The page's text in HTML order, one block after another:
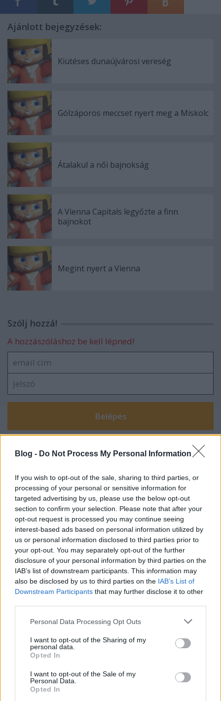
Blog - Do Not Process My Personal Information
If you wish to opt-out of the sale, sharing to third parties, or
processing of your personal or sensitive information for
targeted advertising by us, please use the below opt-out
section to confirm your selection. Please note that after your
opt-out request is processed you may continue seeing
interest-based ads based on personal information utilized by
us or personal information disclosed to third parties prior to
your opt-out. You may separately opt-out of the further
disclosure of your personal information by third parties on the
IAB’s list of downstream participants. This information may
also be disclosed by us to third parties on the IAB’s List of
Downstream Participants that may further disclose it to other
Please note that this website/app uses one or more Google
not limited to your visit or usage behaviour. You may click to
grant or deny consent to Google and its third-party tags to
use your data for below specified purposes in below Google
consent section.
Personal Data Processing Opt Outs
I want to opt-out of the Sharing of my
personal data.
Opted In
I want to opt-out of the Sale of my
Personal Data.
Opted In
Ajánlott bejegyzések:
Kiütéses dunaújvárosi vereség
Gólzáporos meccset nyert meg a Miskolc
Átalakul a női bajnokság
A Vienna Capitals legyőzte a finn
bajnokot
Megint nyert a Vienna
Szólj hozzá!
A hozzászóláshoz be kell lépned!
1116001
16 éve
A MOL ligával mi a helyzet?
Tisztújítás miatt nem hallani a fejleményekről?
budaijegesmedve
rosszabb elnököt!Gazdasági értelemben biztos, hogy
az elmúlt 40 év legeredményesebb csapata, tiszta,
piaci alapokon nyugvó szponzorációval, reklámmal.
Klasszis csapatok Magyarországon szintén növelte a
sportág elfogadottságát.
A Pannon megszerzése, megtartása a mai világban
nagyon nagy szó.Az is jó húzás volt, hogy engedték a